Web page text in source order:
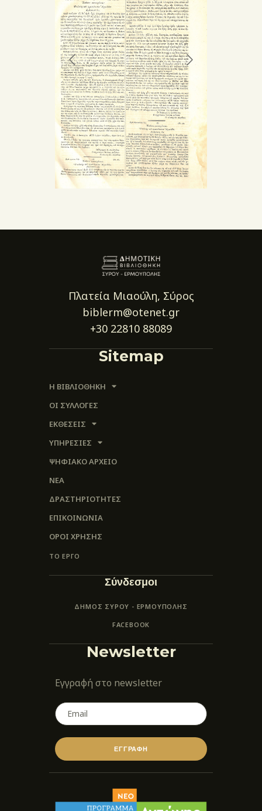
Πλατεία Μιαούλη, Σύρος
biblerm@otenet.gr
+30 22810 88089
Sitemap
Η ΒΙΒΛΙΟΘΗΚΗ
ΟΙ ΣΥΛΛΟΓΈΣ
ΕΚΘΕΣΕΙΣ
ΥΠΗΡΕΣΙΕΣ
ΨΗΦΙΑΚΌ ΑΡΧΕΊΟ
ΝΕΑ
ΔΡΑΣΤΗΡΙΟΤΗΤΕΣ
ΕΠΙΚΟΙΝΩΝΊΑ
ΌΡΟΙ ΧΡΉΣΗΣ
ΤΟ ΕΡΓΟ
Σύνδεσμοι
ΔΗΜΟΣ ΣΥΡΟΥ - ΕΡΜΟΎΠΟΛΗΣ
FACEBOOK
Newsletter
Εγγραφή στο newsletter
ΕΓΓΡΑΦΗ